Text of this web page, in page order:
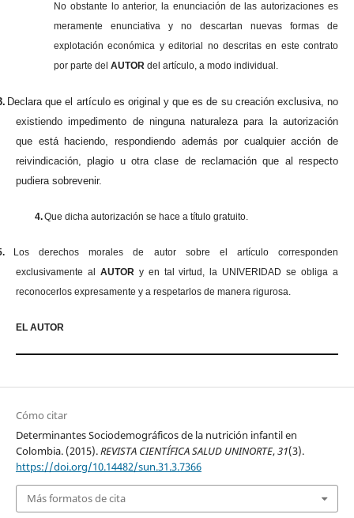
No obstante lo anterior, la enunciación de las autorizaciones es
meramente enunciativa y no descartan nuevas formas de
explotación económica y editorial no descritas en este contrato
por parte del AUTORdel artículo, a modo individual.
Declara que el artículo es original y que es de su creación exclusiva, no
existiendo impedimento de ninguna naturaleza para la autorización
que está haciendo, respondiendo además por cualquier acción de
reivindicación, plagio u otra clase de reclamación que al respecto
pudiera sobrevenir.
4.Que dicha autorización se hace a título gratuito.
Los derechos morales de autor sobre el artículo corresponden
exclusivamente al AUTOR y en tal virtud, la UNIVERIDAD se obliga a
reconocerlos expresamente y a respetarlos de manera rigurosa.
EL AUTOR
Cómo citar
Determinantes Sociodemográficos de la nutrición infantil en
Colombia. (2015).REVISTA CIENTÍFICA SALUD UNINORTE,31(3).
https://doi.org/10.14482/sun.31.3.7366
Más formatos de cita